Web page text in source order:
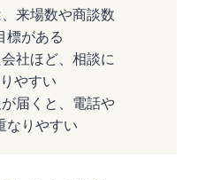
来場数や商談数
標がある
社ほど、相談に
やすい
届くと、電話や
なりやすい